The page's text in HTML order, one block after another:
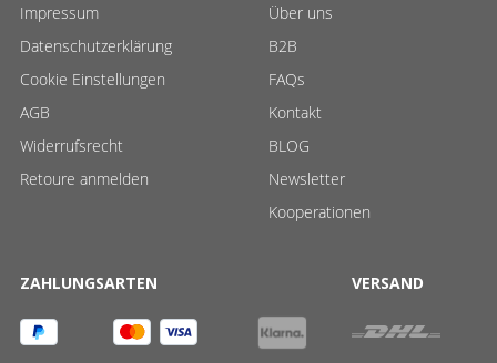
Impressum
Datenschutzerklärung
Cookie Einstellungen
AGB
Widerrufsrecht
Retoure anmelden
Über uns
B2B
FAQs
Kontakt
BLOG
Newsletter
Kooperationen
ZAHLUNGSARTEN VERSAND